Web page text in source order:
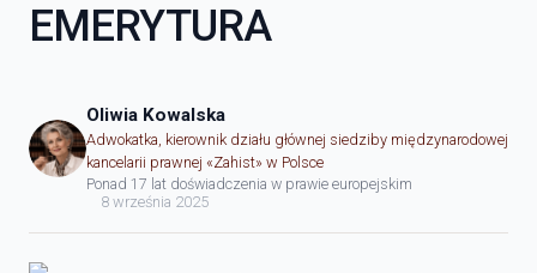
EMERYTURA
Oliwia Kowalska
Adwokatka, kierownik działu głównej siedziby międzynarodowej
kancelarii prawnej «Zahist» w Polsce
Ponad 17 lat doświadczenia w prawie europejskim
8 września 2025